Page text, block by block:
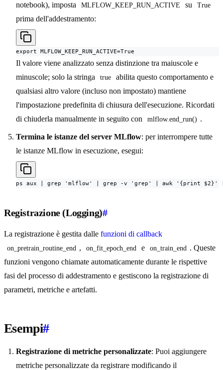
notebook), imposta
MLFLOW_KEEP_RUN_ACTIVE su True
prima dell'addestramento:
export MLFLOW_KEEP_RUN_ACTIVE=True
Il valore viene analizzato senza distinzione tra maiuscole e
minuscole; solo la stringa
true
abilita questo comportamento e
qualsiasi altro valore (incluso non impostato) mantiene
l'impostazione predefinita di chiusura dell'esecuzione. Ricordati
di chiuderla manualmente in seguito con
mlflow.end_run() .
Termina le istanze del server MLflow: per interrompere tutte
le istanze MLflow in esecuzione, esegui:
ps aux | grep 'mlflow' | grep -v 'grep' | awk '{print
Registrazione (Logging)#
La registrazione è gestita dalle funzioni di callback
on_pretrain_routine_end , on_fit_epoch_end e on_train_end . Queste
funzioni vengono chiamate automaticamente durante le rispettive
fasi del processo di addestramento e gestiscono la registrazione di
parametri, metriche e artefatti.
Esempi#
Registrazione di metriche personalizzate: Puoi aggiungere
metriche personalizzate da registrare modificando il